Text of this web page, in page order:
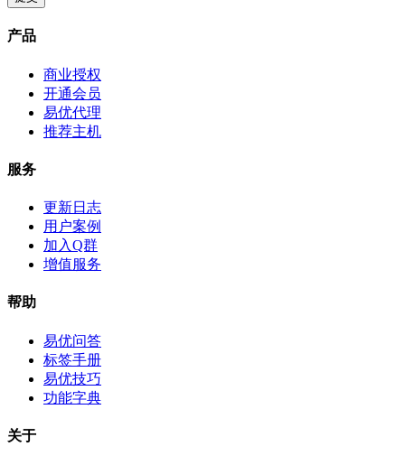
产品
商业授权
开通会员
易优代理
推荐主机
服务
更新日志
用户案例
加入Q群
增值服务
帮助
易优问答
标签手册
易优技巧
功能字典
关于